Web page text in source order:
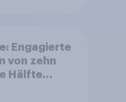
Engagierte
von zehn
Hälfte